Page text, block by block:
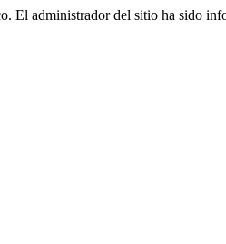
El administrador del sitio ha sido